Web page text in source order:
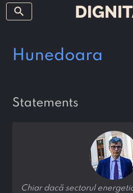
search
Hunedoara
statements
Chiar dacă sectorul